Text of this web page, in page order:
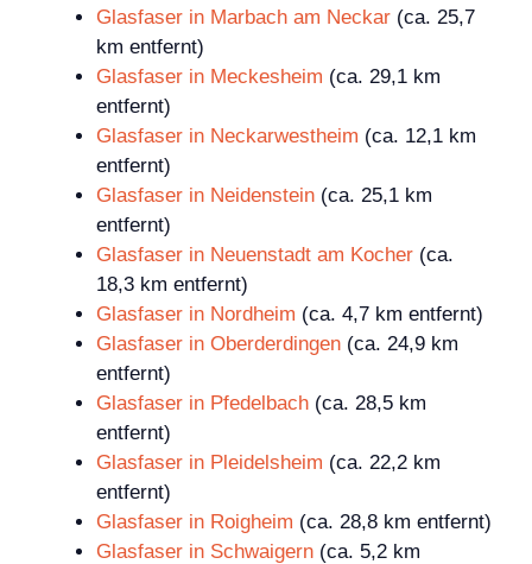
Glasfaser in Marbach am Neckar (ca. 25,7
km entfernt)
Glasfaser in Meckesheim (ca. 29,1 km
entfernt)
Glasfaser in Neckarwestheim (ca. 12,1 km
entfernt)
Glasfaser in Neidenstein (ca. 25,1 km
entfernt)
Glasfaser in Neuenstadt am Kocher (ca.
18,3 km entfernt)
Glasfaser in Nordheim (ca. 4,7 km entfernt)
Glasfaser in Oberderdingen (ca. 24,9 km
entfernt)
Glasfaser in Pfedelbach (ca. 28,5 km
entfernt)
Glasfaser in Pleidelsheim (ca. 22,2 km
entfernt)
Glasfaser in Roigheim (ca. 28,8 km entfernt)
Glasfaser in Schwaigern (ca. 5,2 km